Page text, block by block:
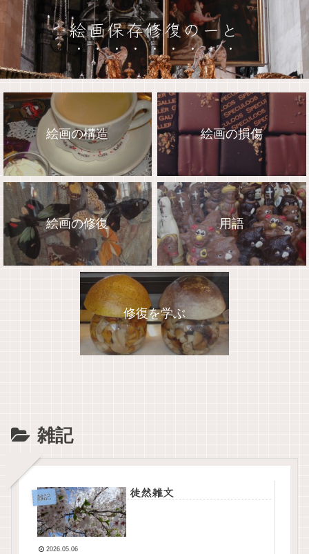
絵画保存修復のーと
絵画の構造 絵画の損傷
絵画の修復 用語
修復を学ぶ
雑記
雑記 徒然雑文
2026.05.06